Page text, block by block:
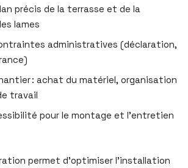
précis de la terrasse et de la
lames
administratives (déclaration,
: achat du matériel, organisation
travail
pour le montage et l’entretien
permet d’optimiser l’installation